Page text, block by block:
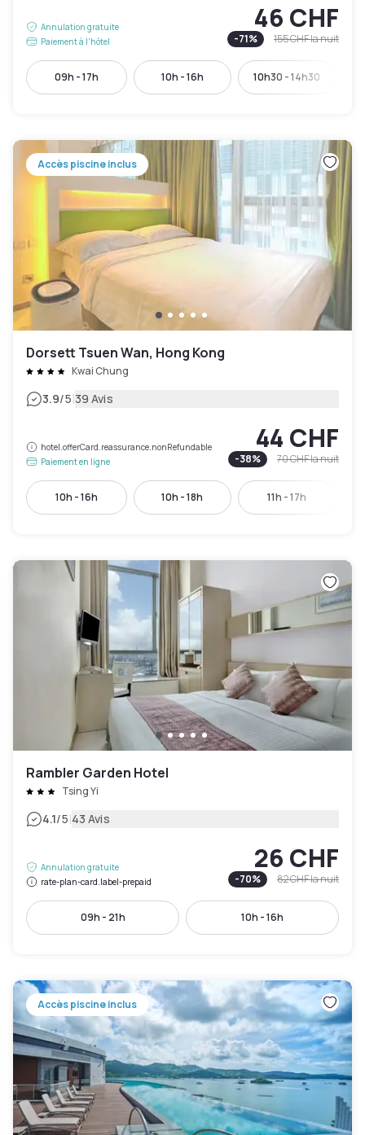
Annulation gratuite
Paiement à l'hôtel
46 CHF
-71% 155 CHFla nuit
09h - 17h 10h - 16h 10h30 - 14h30
Accès piscine inclus
Dorsett Tsuen Wan, Hong Kong
Kwai Chung
3.9/5|39 Avis
hotel.offerCard.reassurance.nonRefundable
Paiement en ligne
44 CHF
-38% 70 CHFla nuit
10h - 16h 10h - 18h 11h - 17h
Rambler Garden Hotel
Tsing Yi
4.1/5|43 Avis
Annulation gratuite
rate-plan-card.label-prepaid
26 CHF
-70% 82 CHFla nuit
09h - 21h 10h - 16h
Accès piscine inclus